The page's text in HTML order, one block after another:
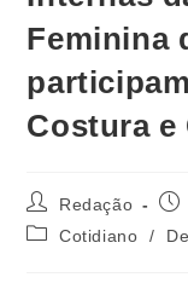
Feminina
Costura e
Redação
Cotidiano
/